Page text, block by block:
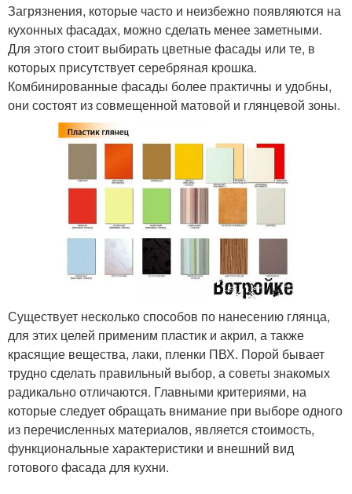
Загрязнения, которые часто и неизбежно появляются на
кухонных фасадах, можно сделать менее заметными.
Для этого стоит выбирать цветные фасады или те, в
которых присутствует серебряная крошка.
Комбинированные фасады более практичны и удобны,
они состоят из совмещенной матовой и глянцевой зоны.
Существует несколько способов по нанесению глянца,
для этих целей применим пластик и акрил, а также
красящие вещества, лаки, пленки ПВХ. Порой бывает
трудно сделать правильный выбор, а советы знакомых
радикально отличаются. Главными критериями, на
которые следует обращать внимание при выборе одного
из перечисленных материалов, является стоимость,
функциональные характеристики и внешний вид
готового фасада для кухни.